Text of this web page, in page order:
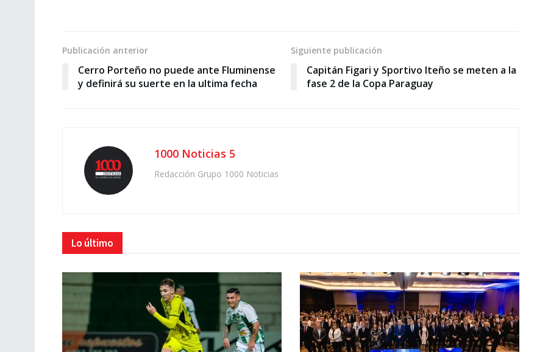
Publicación anterior
Cerro Porteño no puede ante Fluminense
y definirá su suerte en la ultima fecha
Siguiente publicación
Capitán Figari y Sportivo Iteño se meten a la
fase 2 de la Copa Paraguay
1000 Noticias 5
Redacción Grupo 1000 Noticias
Lo último